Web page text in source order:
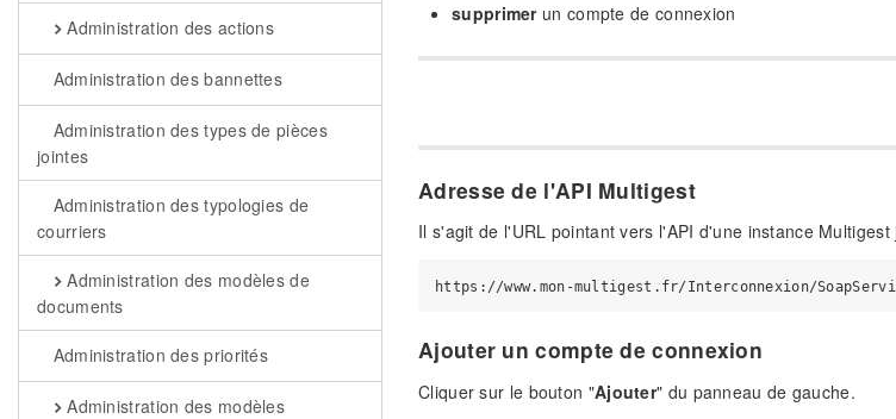
Administration des actions
Administration des bannettes
Administration des types de pièces
jointes
Administration des typologies de
courriers
Administration des modèles de
documents
Administration des priorités
Administration des modèles
supprimerun compte de connexion
Adresse de l'API Multigest
Il s'agit de l'URL pointant vers l'API d'une instance
Ajouter un compte de connexion
Cliquer sur le bouton "Ajouter" du panneau de gauche.